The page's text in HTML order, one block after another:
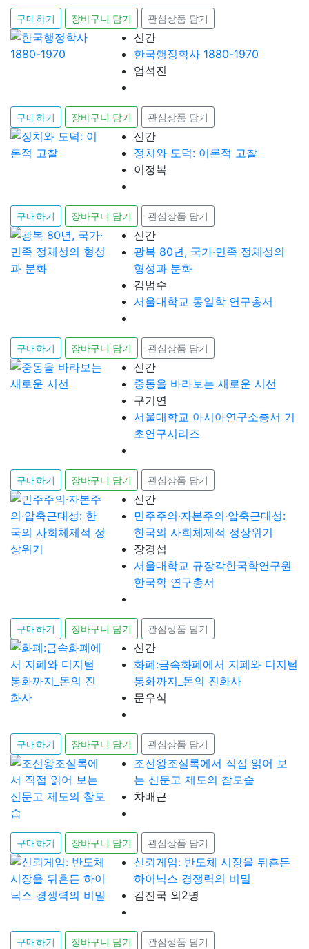
구매하기 장바구니 담기 관심상품 담기
신간
한국행정학사 1880-1970
엄석진
구매하기 장바구니 담기 관심상품 담기
신간
정치와 도덕: 이론적 고찰
이정복
구매하기 장바구니 담기 관심상품 담기
신간
광복 80년, 국가·민족 정체성의
형성과 분화
김범수
서울대학교 통일학 연구총서
구매하기 장바구니 담기 관심상품 담기
신간
중동을 바라보는 새로운 시선
구기연
서울대학교 아시아연구소총서 기
초연구시리즈
구매하기 장바구니 담기 관심상품 담기
신간
민주주의·자본주의·압축근대성:
한국의 사회체제적 정상위기
장경섭
서울대학교 규장각한국학연구원
한국학 연구총서
구매하기 장바구니 담기 관심상품 담기
신간
화폐:금속화폐에서 지폐와 디지털
통화까지_돈의 진화사
문우식
구매하기 장바구니 담기 관심상품 담기
조선왕조실록에서 직접 읽어 보
는 신문고 제도의 참모습
차배근
구매하기 장바구니 담기 관심상품 담기
신뢰게임: 반도체 시장을 뒤흔든
하이닉스 경쟁력의 비밀
김진국 외2명
구매하기 장바구니 담기 관심상품 담기